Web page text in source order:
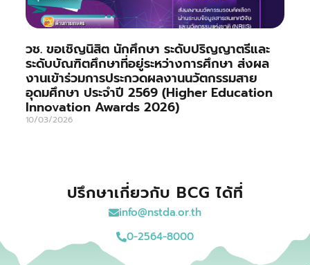
วช. ขอเชิญนิสิต นักศึกษา ระดับปริญญาตรีและ
ระดับบัณฑิตศึกษาที่อยู่ระหว่างการศึกษา ส่งผล
งานเข้าร่วมการประกวดผลงานนวัตกรรมสาย
อุดมศึกษา ประจำปี 2569 (Higher Education
Innovation Awards 2026)
10/03/2026
ปรึกษาเกี่ยวกับ BCG ได้ที่
info@nstda.or.th
0-2564-8000